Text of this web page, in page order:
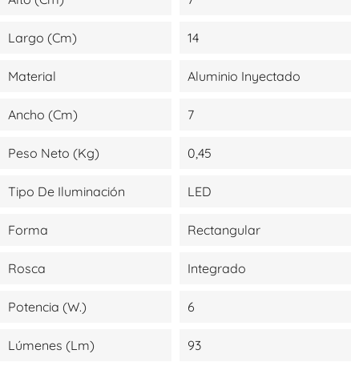
Largo (cm) 14
Material Aluminio Inyectado
Ancho (cm) 7
Peso Neto (kg) 0,45
Tipo De Iluminación LED
Forma Rectangular
Rosca Integrado
Potencia (W.) 6
Lúmenes (lm) 93